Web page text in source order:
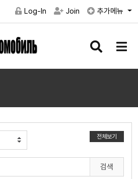
Log-In Join 추가메뉴
검
버
메
버
전체보기
검색